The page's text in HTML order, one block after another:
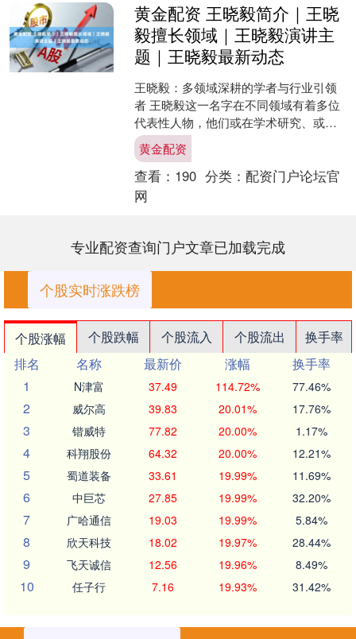
黄金配资 王晓毅简介｜王晓
毅擅长领域｜王晓毅演讲主
题｜王晓毅最新动态
王晓毅：多领域深耕的学者与行业引领
者 王晓毅这一名字在不同领域有着多位
代表性人物，他们或在学术研究、或在
行业实践、或在公共事务中展现出卓越
影响力。以下从不同维度....
黄金配资
查看： 190 分类： 配资门户论坛官
网
专业配资查询门户文章已加载完成
个股实时涨跌榜
个股涨幅 个股跌幅 个股流入 个股流出
换手率
排名
名称 最新价 涨幅
换手率
1
N津富 37.49 114.72% 77.46%
2 威尔高 39.83 20.01% 17.76%
3 锴威特 77.82 20.00% 1.17%
4 科翔股份 64.32 20.00% 12.21%
5 蜀道装备 33.61 19.99% 11.69%
6 中巨芯 27.85 19.99% 32.20%
7 广哈通信 19.03 19.99% 5.84%
8 欣天科技 18.02 19.97% 28.44%
9 飞天诚信 12.56 19.96% 8.49%
10 任子行 7.16 19.93% 31.42%